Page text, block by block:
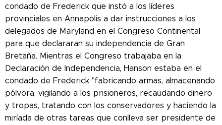
condado de Frederick que instó a los líderes
provinciales en Annapolis a dar instrucciones a los
delegados de Maryland en el Congreso Continental
para que declararan su independencia de Gran
Bretaña. Mientras el Congreso trabajaba en la
Declaración de Independencia, Hanson estaba en el
condado de Frederick "fabricando armas, almacenando
pólvora, vigilando a los prisioneros, recaudando dinero
y tropas, tratando con los conservadores y haciendo la
miríada de otras tareas que conlleva ser presidente de